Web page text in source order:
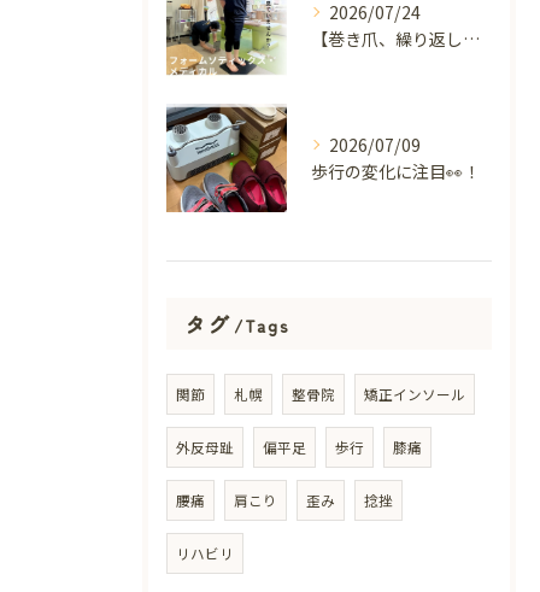
2026/07/24
【巻き爪、繰り返していませんか？】
2026/07/09
歩行の変化に注目👀！
タグ Tags
関節 札幌 整骨院 矯正インソール
外反母趾 偏平足 歩行 膝痛
腰痛 肩こり 歪み 捻挫
リハビリ